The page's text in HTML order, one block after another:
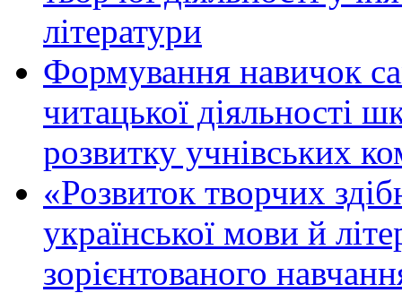
літератури
Формування навичок
читацької діяльності
розвитку учнівських
«Розвиток творчих
української мови й
зорієнтованого